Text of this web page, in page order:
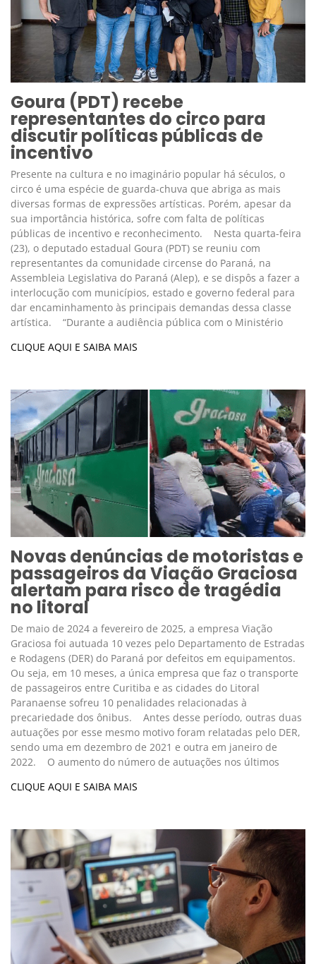
Goura (PDT) recebe
representantes do circo para
discutir políticas públicas de
incentivo
Presente na cultura e no imaginário popular há séculos, o
circo é uma espécie de guarda-chuva que abriga as mais
diversas formas de expressões artísticas. Porém, apesar da
sua importância histórica, sofre com falta de políticas
públicas de incentivo e reconhecimento. Nesta quarta-feira
(23), o deputado estadual Goura (PDT) se reuniu com
representantes da comunidade circense do Paraná, na
Assembleia Legislativa do Paraná (Alep), e se dispôs a fazer a
interlocução com municípios, estado e governo federal para
dar encaminhamento às principais demandas dessa classe
artística. “Durante a audiência pública com o Ministério
CLIQUE AQUI E SAIBA MAIS
Novas denúncias de motoristas e
passageiros da Viação Graciosa
alertam para risco de tragédia
no litoral
De maio de 2024 a fevereiro de 2025, a empresa Viação
Graciosa foi autuada 10 vezes pelo Departamento de Estradas
e Rodagens (DER) do Paraná por defeitos em equipamentos.
Ou seja, em 10 meses, a única empresa que faz o transporte
de passageiros entre Curitiba e as cidades do Litoral
Paranaense sofreu 10 penalidades relacionadas à
precariedade dos ônibus. Antes desse período, outras duas
autuações por esse mesmo motivo foram relatadas pelo DER,
sendo uma em dezembro de 2021 e outra em janeiro de
2022. O aumento do número de autuações nos últimos
CLIQUE AQUI E SAIBA MAIS